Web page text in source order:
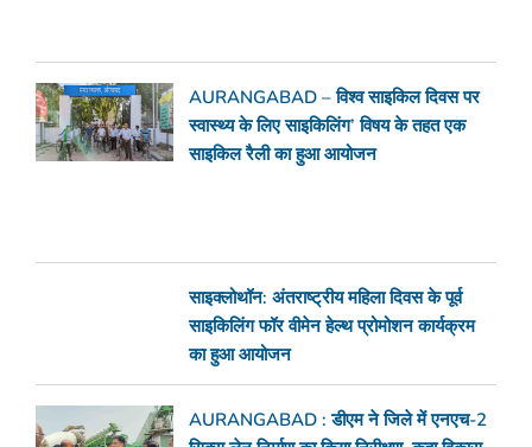
AURANGABAD – विश्व साइकिल दिवस पर
स्वास्थ्य के लिए साइकिलिंग’ विषय के तहत एक
साइकिल रैली का हुआ आयोजन
साइक्लोथॉन: अंतराष्ट्रीय महिला दिवस के पूर्व
साइकिलिंग फॉर वीमेन हेल्थ प्रोमोशन कार्यक्रम
का हुआ आयोजन
AURANGABAD : डीएम ने जिले में एनएच-2